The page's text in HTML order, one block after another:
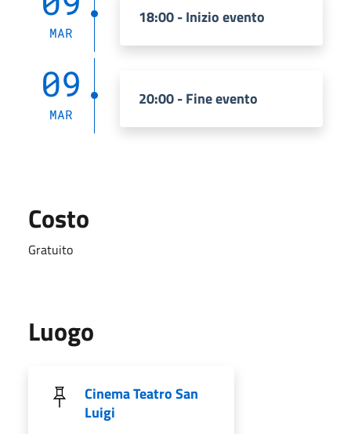
MAR
18:00 - Inizio evento
09
MAR
20:00 - Fine evento
Costo
Gratuito
Luogo
Cinema Teatro San
Luigi